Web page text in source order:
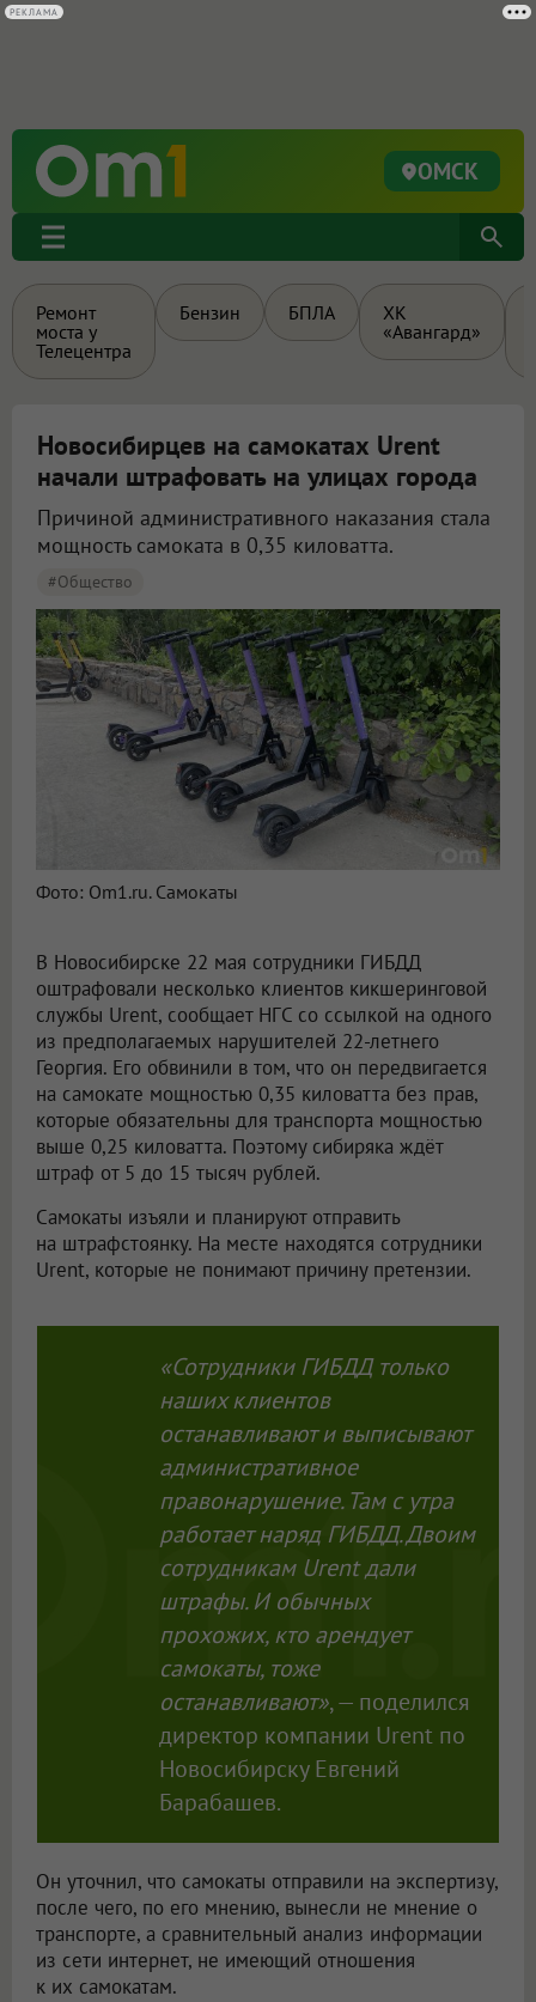
ОМСК
Ремонт
моста у
Телецентра
Бензин БПЛА
ХК
«Авангард»
Новосибирцев на самокатах Urent
начали штрафовать на улицах города
Причиной административного наказания стала
мощность самоката в 0,35 киловатта.
#Общество
Фото: Om1.ru. Самокаты
В Новосибирске 22 мая сотрудники ГИБДД
оштрафовали несколько клиентов кикшеринговой
службы Urent, сообщает НГС со ссылкой на одного
из предполагаемых нарушителей 22-летнего
Георгия. Его обвинили в том, что он передвигается
на самокате мощностью 0,35 киловатта без прав,
которые обязательны для транспорта мощностью
выше 0,25 киловатта. Поэтому сибиряка ждёт
штраф от 5 до 15 тысяч рублей.
Самокаты изъяли и планируют отправить
на штрафстоянку. На месте находятся сотрудники
Urent, которые не понимают причину претензии.
«Сотрудники ГИБДД только
наших клиентов
останавливают и выписывают
административное
правонарушение. Там с утра
работает наряд ГИБДД. Двоим
сотрудникам Urent дали
штрафы. И обычных
прохожих, кто арендует
самокаты, тоже
останавливают», — поделился
директор компании Urent по
Новосибирску Евгений
Барабашев.
Он уточнил, что самокаты отправили на экспертизу,
после чего, по его мнению, вынесли не мнение о
транспорте, а сравнительный анализ информации
из сети интернет, не имеющий отношения
к их самокатам.
РЕКЛАМА